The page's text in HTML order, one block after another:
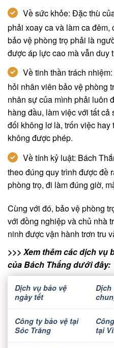
Về sức khỏe: Đặc thù
phải xoay ca và làm ca đêm,
bảo vệ phòng trọ phải là
được áp lực cao mà vẫn duy
Về tinh thần trách
hỏi nhân viên bảo vệ phòng
nhân sự của mình phải luôn
hàng đầu, làm việc với tất
đối không lơ là, trốn việc
không được phép.
Về tính kỷ luật: Bách
theo đúng quy trình được đề
phòng trọ, đi làm đúng giờ,
Cùng với đó, bảo vệ phòng
với đồng nghiệp và chủ nhà
ninh được vận hành trơn tru
>>> Xem thêm các dịch vụ
của Bách Thắng dưới đây:
Dịch vụ bảo vệ
ngày tết
Dịch
Công ty bảo vệ tại
Sóc Trăng
tại